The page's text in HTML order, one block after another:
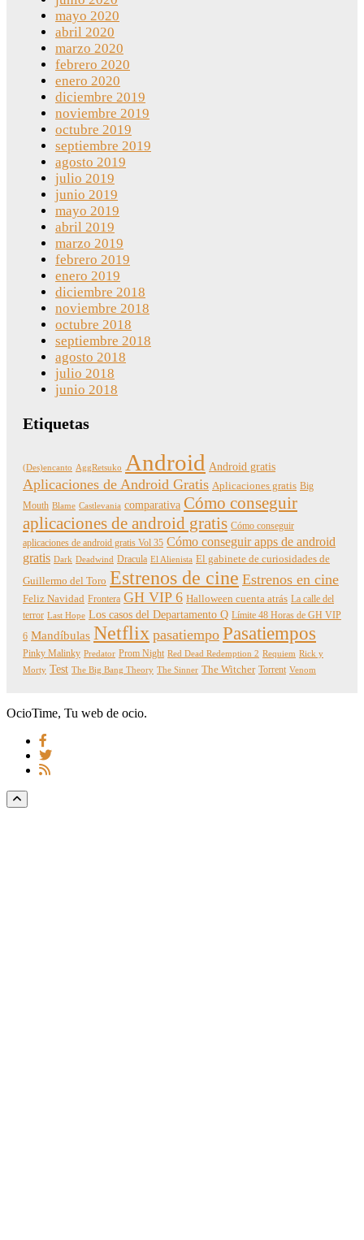
mayo 2020
abril 2020
marzo 2020
febrero 2020
enero 2020
diciembre 2019
noviembre 2019
octubre 2019
septiembre 2019
agosto 2019
julio 2019
junio 2019
mayo 2019
abril 2019
marzo 2019
febrero 2019
enero 2019
diciembre 2018
noviembre 2018
octubre 2018
septiembre 2018
agosto 2018
julio 2018
junio 2018
Etiquetas
(Des)encanto AggRetsuko Android Android gratis
Aplicaciones de Android Gratis Aplicaciones gratis Big
Mouth Blame Castlevania comparativa Cómo conseguir
aplicaciones de android gratis Cómo conseguir
aplicaciones de android gratis Vol 35 Cómo conseguir apps de android
gratis Dark Deadwind Dracula El Alienista El gabinete de curiosidades de
Guillermo del Toro Estrenos de cine Estrenos en cine
Feliz Navidad Frontera GH VIP 6 Halloween cuenta atrás La calle del
terror Last Hope Los casos del Departamento Q Límite 48 Horas de GH VIP
6 Mandíbulas Netflix pasatiempo Pasatiempos
Pinky Malinky Predator Prom Night Red Dead Redemption 2 Requiem Rick y
Morty Test The Big Bang Theory The Sinner The Witcher Torrent Venom
OcioTime, Tu web de ocio.